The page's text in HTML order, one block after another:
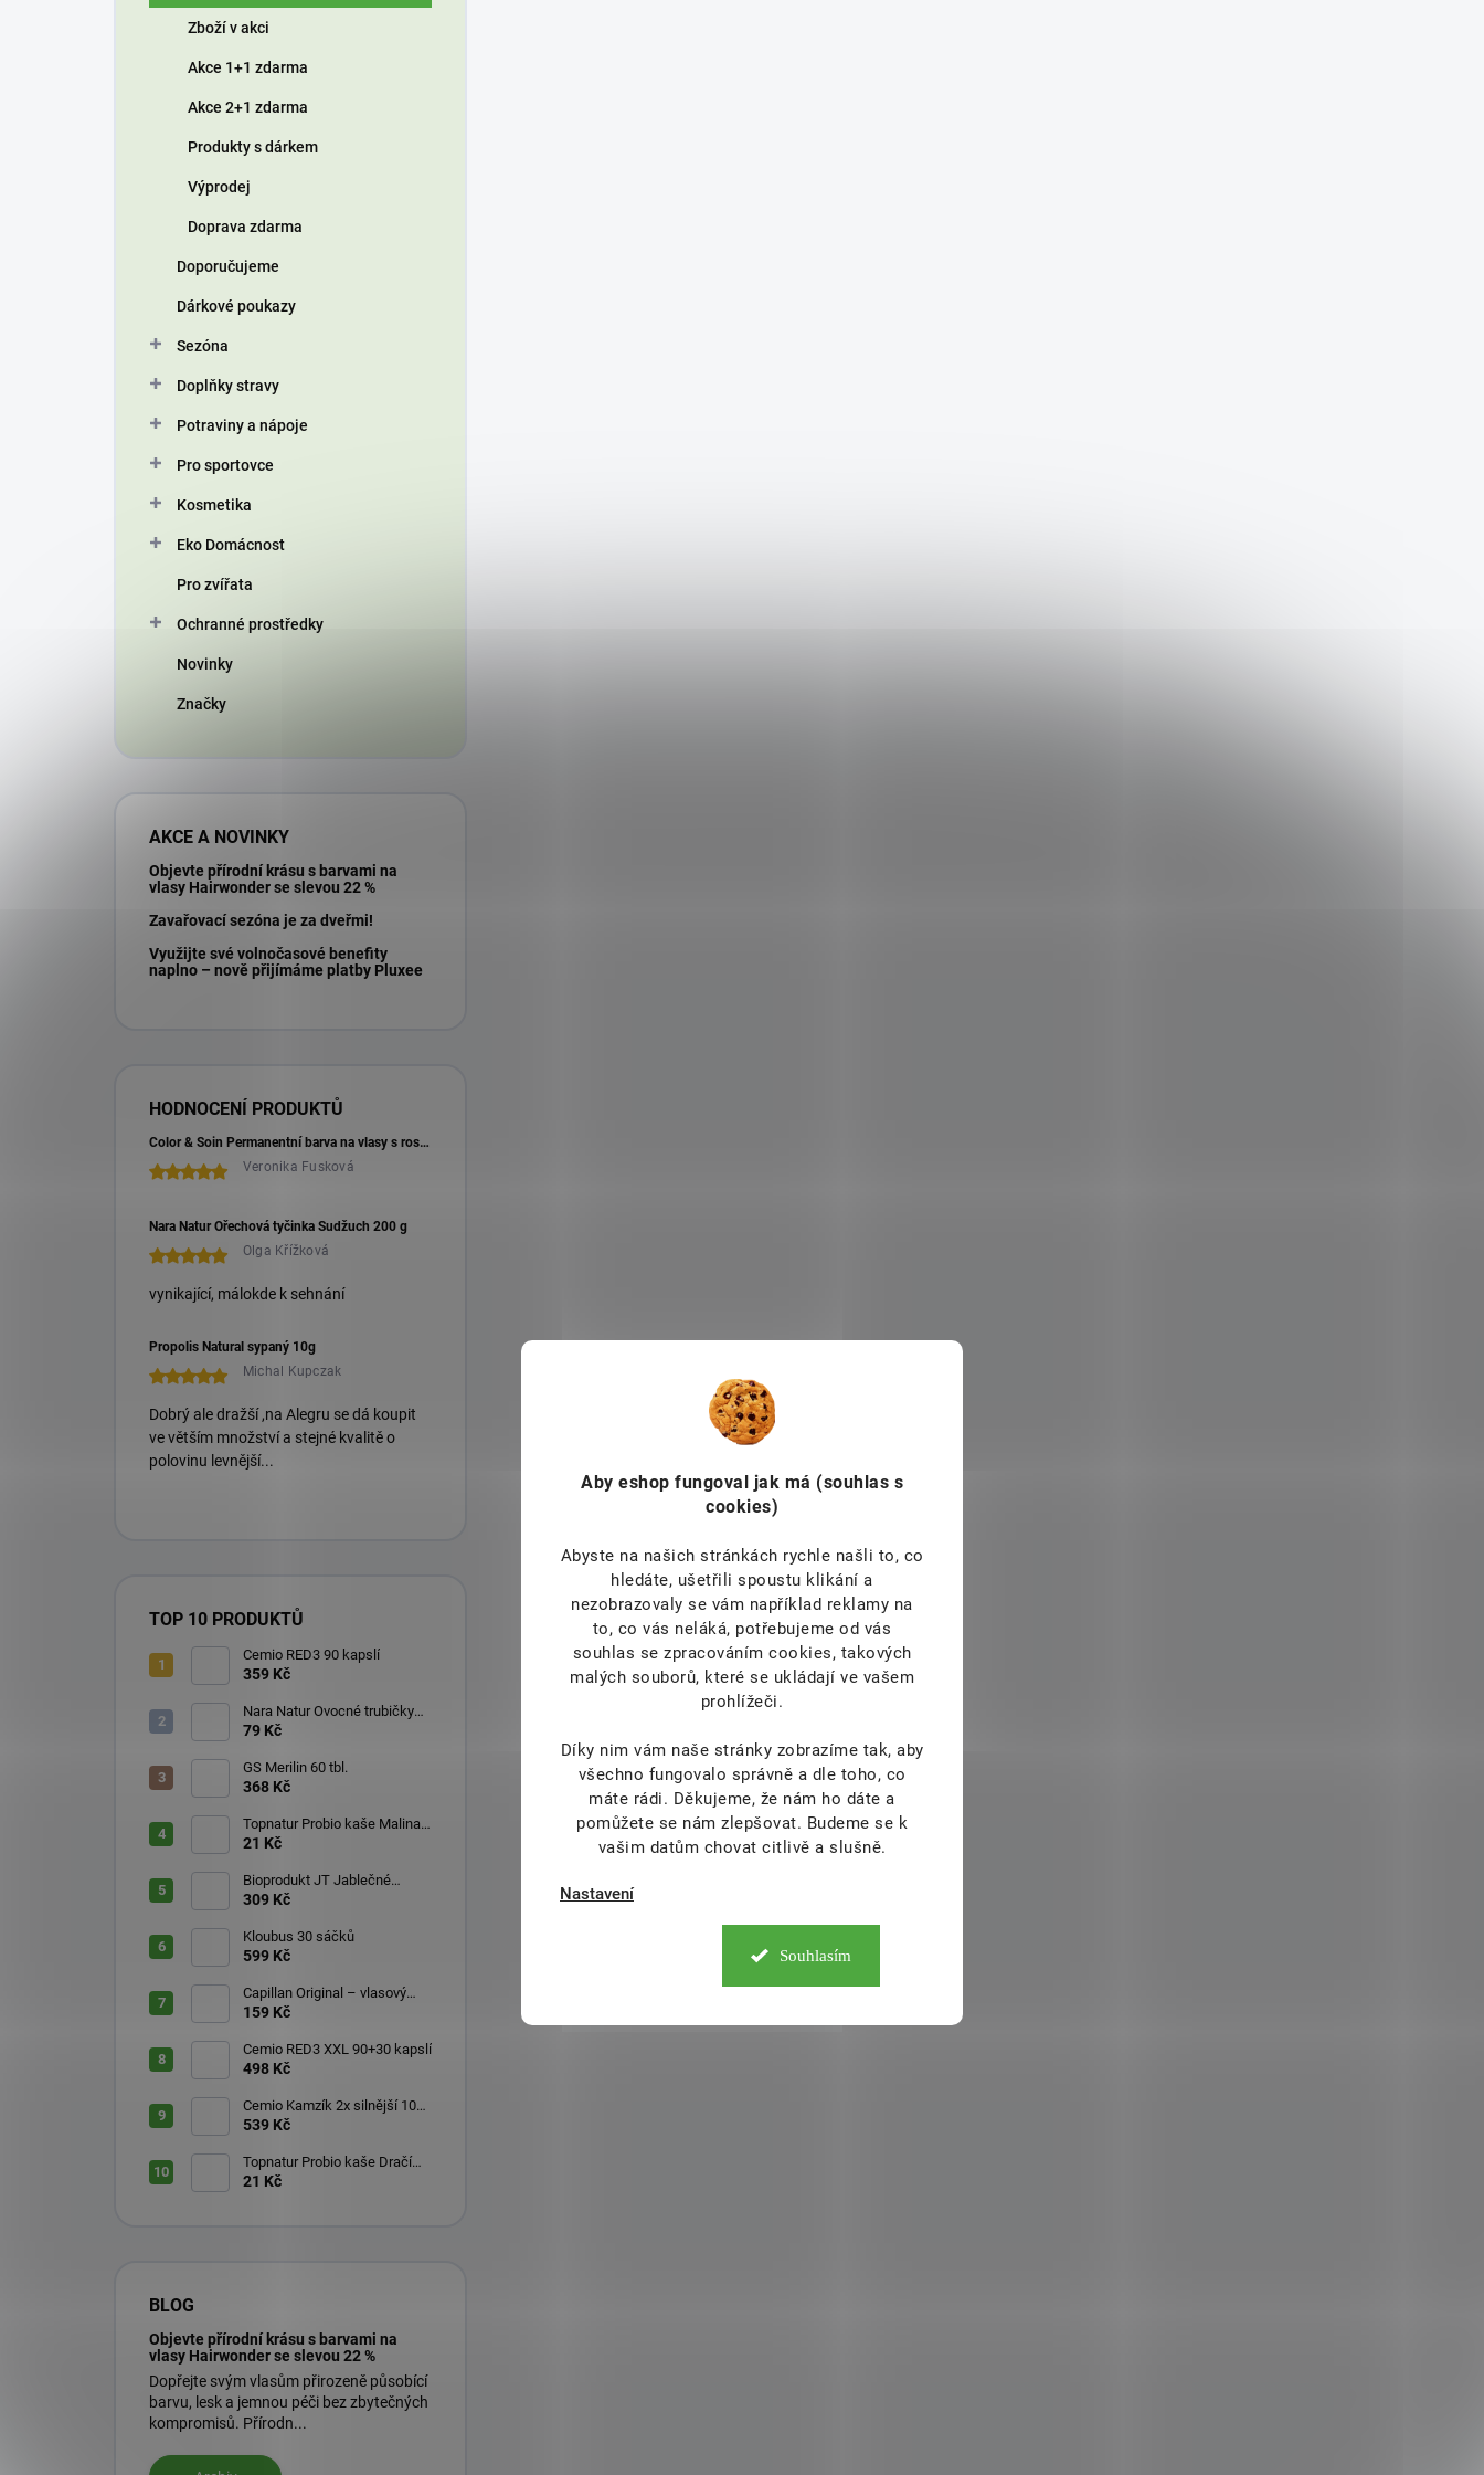
Aby eshop fungoval jak má (souhlas s
cookies)
Abyste na našich stránkách rychle našli to, co
hledáte, ušetřili spoustu klikání a
nezobrazovaly se vám například reklamy na
to, co vás neláká, potřebujeme od vás
souhlas se zpracováním cookies, takových
malých souborů, které se ukládají ve vašem
prohlížeči.
Díky nim vám naše stránky zobrazíme tak, aby
všechno fungovalo správně a dle toho, co
máte rádi. Děkujeme, že nám ho dáte a
pomůžete se nám zlepšovat. Budeme se k
vašim datům chovat citlivě a slušně.
Nastavení
Souhlasím
Zboží v akci
Akce 1+1 zdarma
Akce 2+1 zdarma
Produkty s dárkem
Výprodej
Doprava zdarma
Doporučujeme
Dárkové poukazy
Sezóna
Doplňky stravy
Potraviny a nápoje
Pro sportovce
Kosmetika
Eko Domácnost
Pro zvířata
Ochranné prostředky
Novinky
Značky
AKCE A NOVINKY
Objevte přírodní krásu s barvami na
vlasy Hairwonder se slevou 22 %
Zavařovací sezóna je za dveřmi!
Využijte své volnočasové benefity
naplno – nově přijímáme platby Pluxee
HODNOCENÍ PRODUKTŮ
Color & Soin Permanentní barva na vlasy s rostlinnými extrakty 135 ml
Veronika Fusková
Nara Natur Ořechová tyčinka Sudžuch 200 g
Olga Křížková
vynikající, málokde k sehnání
Propolis Natural sypaný 10g
Michal Kupczak
Dobrý ale dražší ,na Alegru se dá koupit
ve větším množství a stejné kvalitě o
polovinu levnější...
TOP 10 PRODUKTŮ
Cemio RED3 90 kapslí
359 Kč
Nara Natur Ovocné trubičky
Lavaš 140 g
79 Kč
GS Merilin 60 tbl.
368 Kč
Topnatur Probio kaše Malina
60 g
21 Kč
Bioprodukt JT Jablečné
trubičky 43 ks (540 g)
309 Kč
Kloubus 30 sáčků
599 Kč
Capillan Original – vlasový
aktivátor 200 ml
159 Kč
Cemio RED3 XXL 90+30 kapslí
498 Kč
Cemio Kamzík 2x silnější 100
kapslí + 50 kapslí
539 Kč
Topnatur Probio kaše Dračí
ovoce Pitahaya 60 g
21 Kč
BLOG
Objevte přírodní krásu s barvami na
vlasy Hairwonder se slevou 22 %
Dopřejte svým vlasům přirozeně působící
barvu, lesk a jemnou péči bez zbytečných
kompromisů. Přírodn...